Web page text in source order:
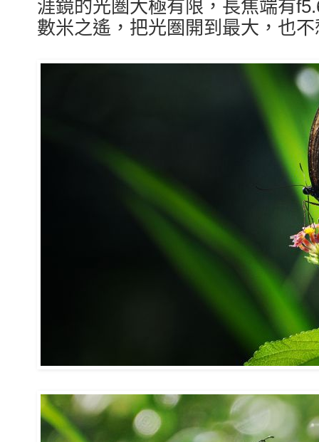
涯鏡的光圏大極有限，長焦端有
數米之遙，把光圏開到最大，也